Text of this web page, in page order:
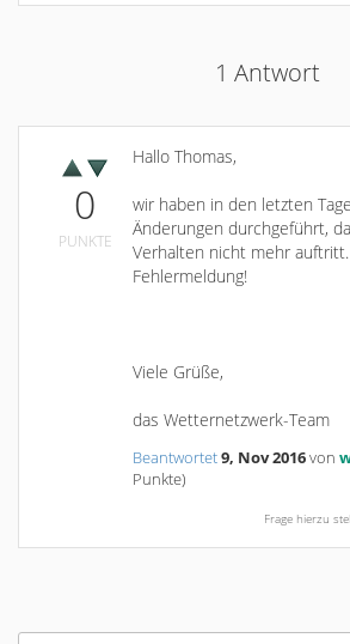
1 Antwort
0
PUNKTE
Hallo Thomas,
wir haben in den letzten
Änderungen durchgeführt,
Verhalten nicht mehr
Fehlermeldung!
Viele Grüße,
das Wetternetzwerk-Team
Beantwortet9, Nov 2016von
Punkte)